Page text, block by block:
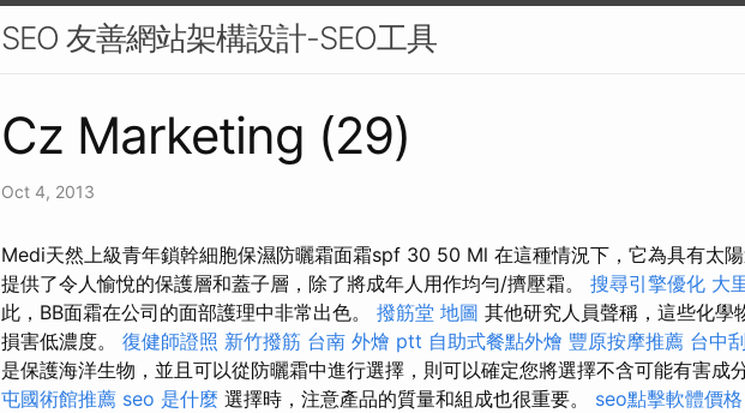
SEO 友善網站架構設計-SEO工具
Cz Marketing (29)
Oct 4, 2013
Medi天然上級青年鎖幹細胞保濕防曬霜面霜spf 30 50 Ml 在這種情況下，它為具有太陽
提供了令人愉悅的保護層和蓋子層，除了將成年人用作均勻/擠壓霜。 搜尋引擎優化 大
此，BB面霜在公司的面部護理中非常出色。 撥筋堂 地圖 其他研究人員聲稱，這些化學
損害低濃度。 復健師證照 新竹撥筋 台南 外燴 ptt 自助式餐點外燴 豐原按摩推薦 台中
是保護海洋生物，並且可以從防曬霜中進行選擇，則可以確定您將選擇不含可能有害成
屯國術館推薦 seo 是什麼 選擇時，注意產品的質量和組成也很重要。 seo點擊軟體價格